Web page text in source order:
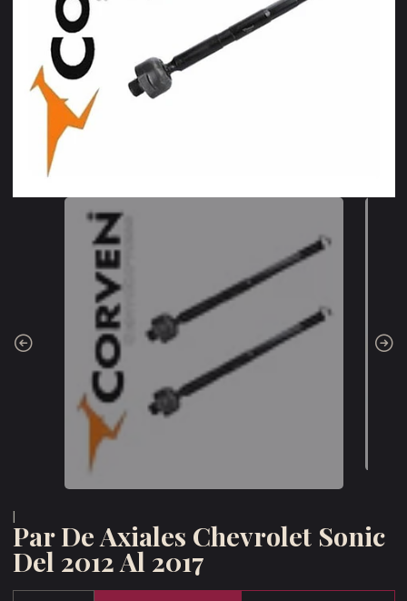
Par De Axiales Chevrolet Sonic
Del 2012 Al 2017